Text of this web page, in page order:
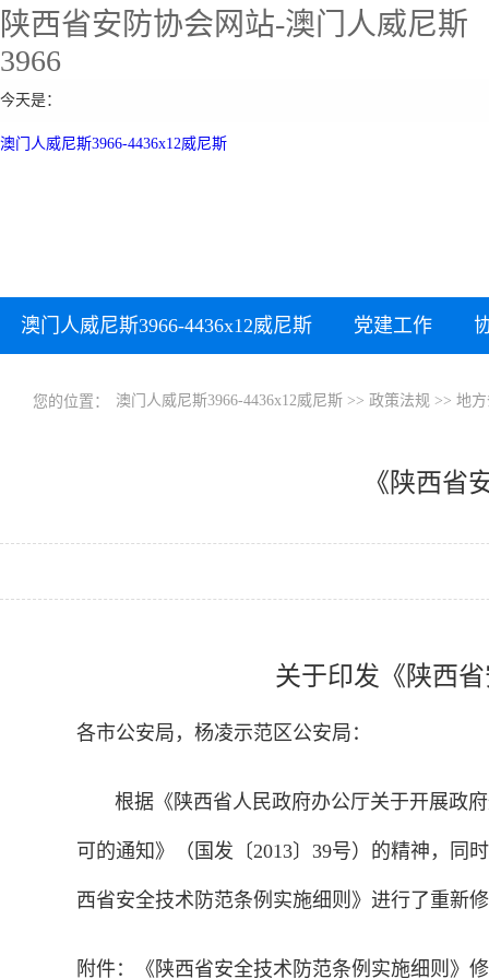
陕西省安防协会网站-澳门人威尼斯
3966
今天是：
澳门人威尼斯3966-4436x12威尼斯
澳门人威尼斯3966-4436x12威尼斯 党建工作
您的位置： 澳门人威尼斯3966-4436x12威尼斯 >> 政策法规 >> 地
《陕西省
关于印发《陕西
各市公安局，杨凌示范区公安局：
根据《陕西省人民政府办公厅关于开展政府
可的通知》（国发〔2013〕39号）的精神，同
西省安全技术防范条例实施细则》进行了重新
附件：《陕西省安全技术防范条例实施细则》